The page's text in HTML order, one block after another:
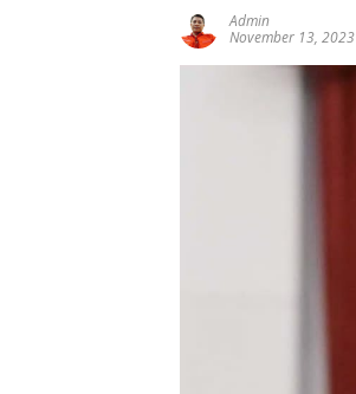
Admin
November 13, 2023